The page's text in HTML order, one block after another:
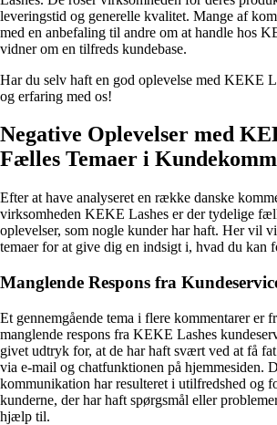
leveringstid og generelle kvalitet. Mange af
med en anbefaling til andre om at handle hos
vidner om en tilfreds kundebase.
Har du selv haft en god oplevelse med KEKE
og erfaring med os!
Negative Oplevelser med
Fælles Temaer i
Efter at have analyseret en række danske
virksomheden KEKE Lashes er der tydelige
oplevelser, som nogle kunder har haft. Her vil
temaer for at give dig en indsigt i, hvad du kan
Manglende Respons fra
Et gennemgående tema i flere kommentarer er
manglende respons fra KEKE Lashes
givet udtryk for, at de har haft svært ved at få
via e-mail og chatfunktionen på hjemmesiden.
kommunikation har resulteret i utilfredshed og
kunderne, der har haft spørgsmål eller
hjælp til.